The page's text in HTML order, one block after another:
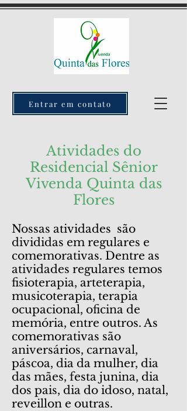
Entrar em contato
Atividades do
Residencial Sênior
Vivenda Quinta das
Flores
Nossas atividades são
divididas em regulares e
comemorativas. Dentre as
atividades regulares temos
fisioterapia, arteterapia,
musicoterapia, terapia
ocupacional, oficina de
memória, entre outros. As
comemorativas são
aniversários, carnaval,
páscoa, dia da mulher, dia
das mães, festa junina, dia
dos pais, dia do idoso, natal,
reveillon e outras.